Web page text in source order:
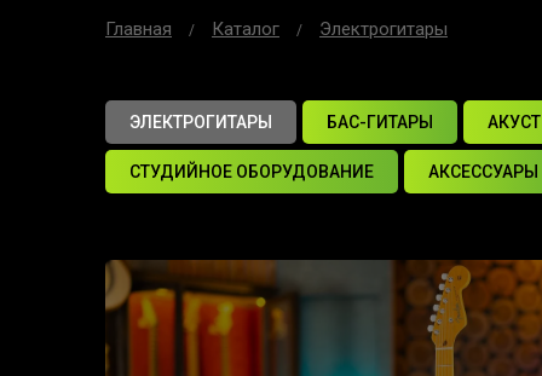
Главная Каталог Электрогитары
ЭЛЕКТРОГИТАРЫ БАС-ГИТАРЫ
СТУДИЙНОЕ ОБОРУДОВАНИЕ АКСЕССУАРЫ